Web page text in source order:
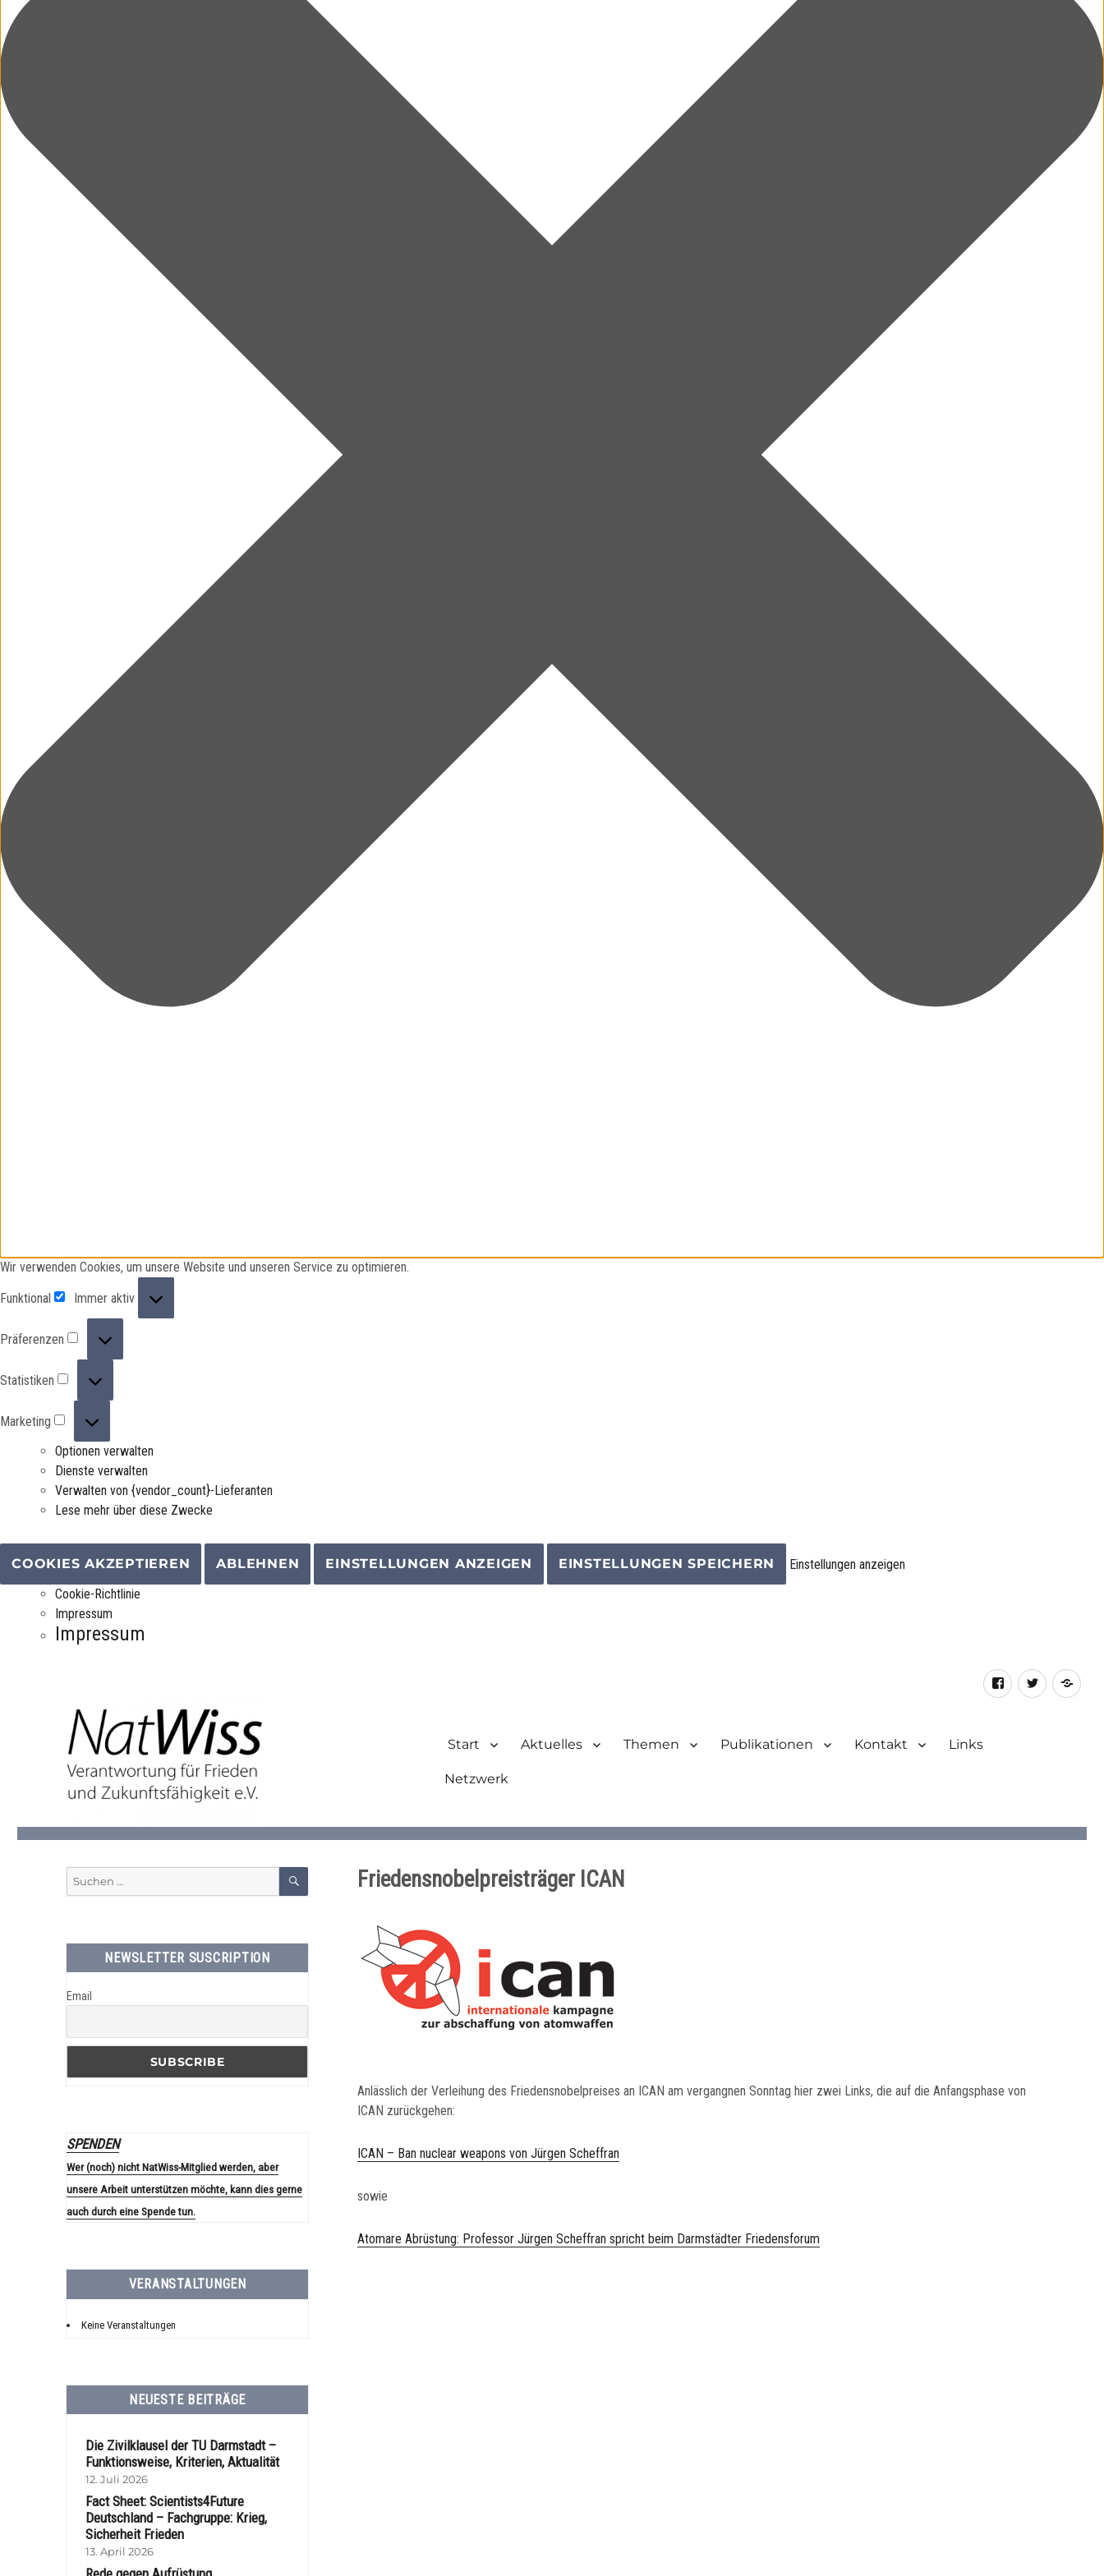
Wir verwenden Cookies, um unsere Website und unseren Service zu optimieren.
Funktional
Immer aktiv
Präferenzen
Statistiken
Marketing
Optionen verwalten
Dienste verwalten
Verwalten von {vendor_count}-Lieferanten
Lese mehr über diese Zwecke
COOKIES AKZEPTIEREN ABLEHNEN EINSTELLUNGEN ANZEIGEN EINSTELLUNGEN SPEICHERN
Einstellungen anzeigen
Cookie-Richtlinie
Impressum
Impressum
FacebookTwitter
Start Aktuelles Themen Publikationen Kontakt Links
Netzwerk
Friedensnobelpreisträger ICAN
Anlässlich der Verleihung des Friedensnobelpreises an ICAN am vergangnen Sonntag hier zwei Links, die auf die Anfangsphase von
ICAN zurückgehen:
ICAN – Ban nuclear weapons von Jürgen Scheffran
sowie
Atomare Abrüstung: Professor Jürgen Scheffran spricht beim Darmstädter Friedensforum
Suchen
SUCHEN
NEWSLETTER SUSCRIPTION
Email
SPENDEN
Wer (noch) nicht NatWiss-Mitglied werden, aber
unsere Arbeit unterstützen möchte, kann dies gerne
auch durch eine Spende tun.
VERANSTALTUNGEN
Keine Veranstaltungen
NEUESTE BEITRÄGE
Die Zivilklausel der TU Darmstadt –
Funktionsweise, Kriterien, Aktualität
12. Juli 2026
Fact Sheet: Scientists4Future
Deutschland – Fachgruppe: Krieg,
Sicherheit Frieden
13. April 2026